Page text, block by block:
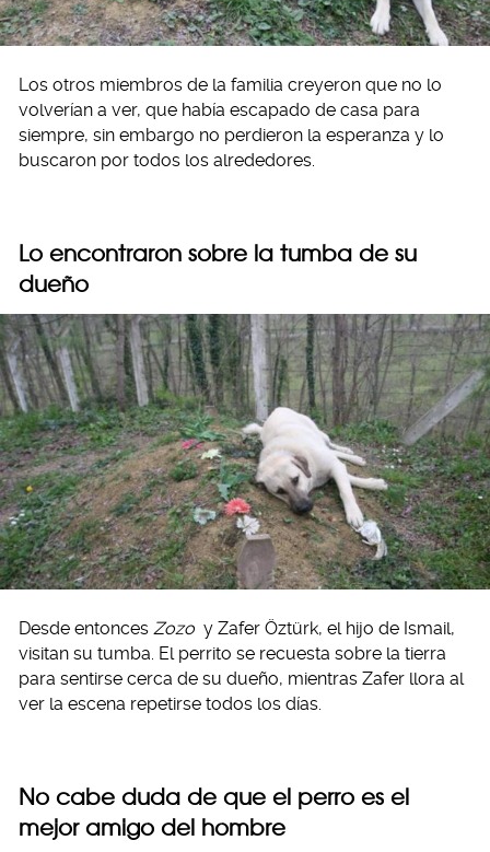
Los otros miembros de la familia creyeron que no lo
volverían a ver, que había escapado de casa para
siempre, sin embargo no perdieron la esperanza y lo
buscaron por todos los alrededores.
Lo encontraron sobre la tumba de su
dueño
Desde entonces Zozo y Zafer Öztürk, el hijo de Ismail,
visitan su tumba. El perrito se recuesta sobre la tierra
para sentirse cerca de su dueño, mientras Zafer llora al
ver la escena repetirse todos los días.
No cabe duda de que el perro es el
mejor amigo del hombre